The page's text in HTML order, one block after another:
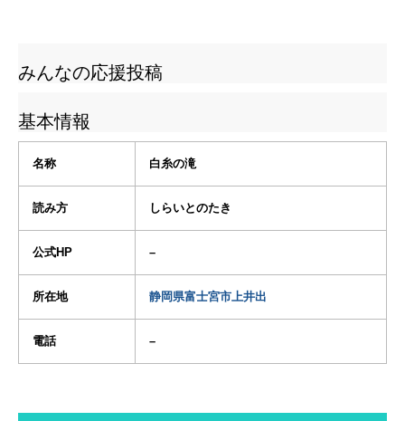
みんなの応援投稿
基本情報
名称 白糸の滝
読み方 しらいとのたき
公式HP –
所在地 静岡県富士宮市上井出
電話 –